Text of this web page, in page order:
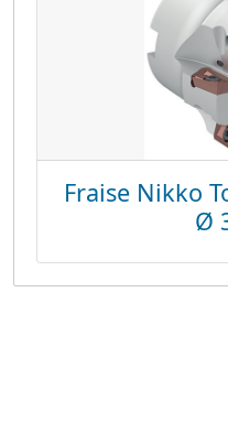
Fraise Nikko
Ø